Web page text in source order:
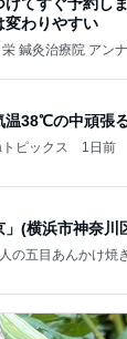
変わりやすい
鍼灸治療院 アン
温38℃の中頑張
ピックス 1日前
」(横浜市神奈川
の五目あんかけ焼